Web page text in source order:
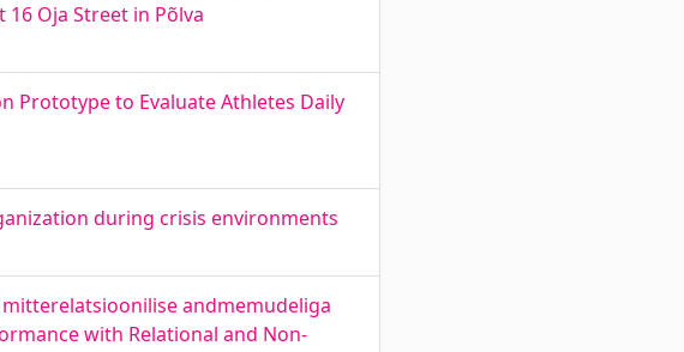
Oja Street in Põlva
Prototype to Evaluate Athletes Daily
during crisis environments
andmemudeliga
with Relational and Non-